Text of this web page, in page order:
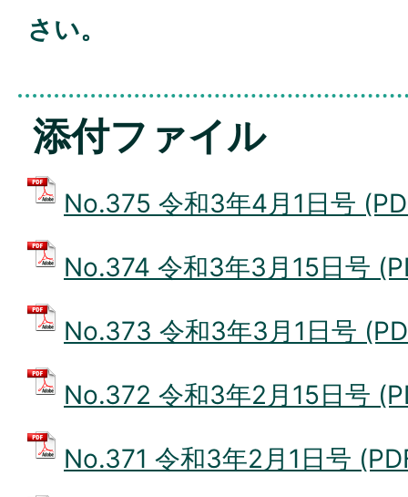
さい。
添付ファイル
No.375 令和3年4月1日号
No.374 令和3年3月15日号
No.373 令和3年3月1日号
No.372 令和3年2月15日号
No.371 令和3年2月1日号